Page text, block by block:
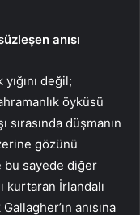
anısı
değil;
öyküsü
sırasında düşmanın
gözünü
bu sayede diğer
kurtaran İrlandalı
anısına